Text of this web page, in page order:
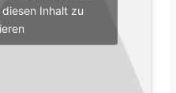
Inhalt zu